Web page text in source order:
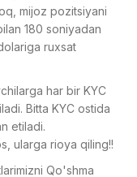
mijoz pozitsiyani
180 soniyadan
ruxsat
har bir KYC
Bitta KYC ostida
etiladi.
ularga rioya qiling!!
Qo'shma